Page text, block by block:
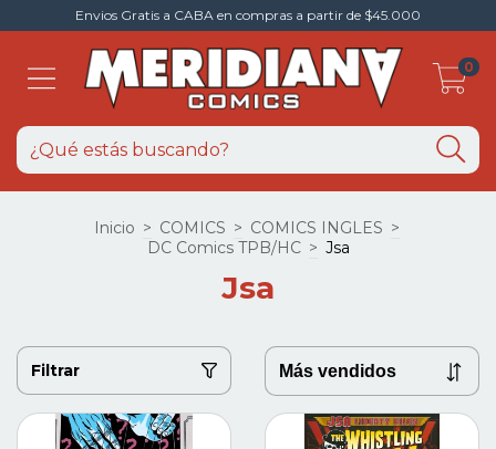
Envios Gratis a CABA en compras a partir de $45.000
0
Inicio > COMICS > COMICS INGLES >
DC Comics TPB/HC > Jsa
Jsa
Filtrar